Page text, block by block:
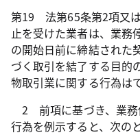
第19 法第65条第2項又
止を受けた業者は、業務
の開始日前に締結された
づく取引を結了する目的
物取引業に関する行為は
2 前項に基づき、業務
行為を例示すると、次の